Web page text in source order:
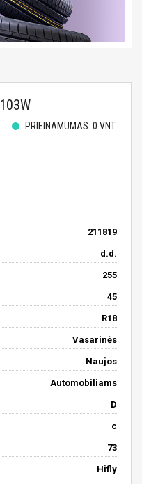
PRIEINAMUMAS: 0 VNT.
211819
d.d.
255
45
R18
Vasarinės
Naujos
Automobiliams
D
c
73
Hifly